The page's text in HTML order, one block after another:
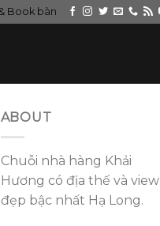
Book bàn
ABOUT
Chuỗi nhà hàng Khải
Hương có địa thế và view
đẹp bậc nhất Hạ Long.